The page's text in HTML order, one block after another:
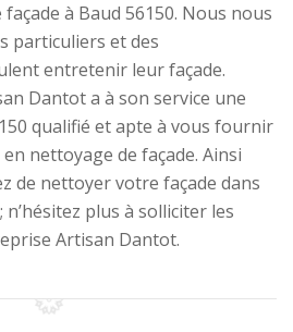
à Baud 56150. Nous nous
particuliers et des
entretenir leur façade.
Dantot a à son service une
qualifié et apte à vous fournir
nettoyage de façade. Ainsi
de nettoyer votre façade dans
n’hésitez plus à solliciter les
Artisan Dantot.